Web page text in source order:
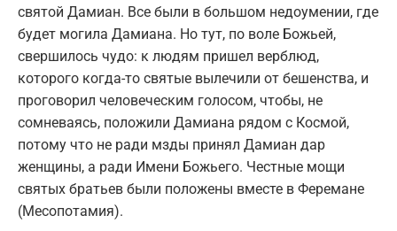
святой Дамиан. Все были в большом недоумении, где
будет могила Дамиана. Но тут, по воле Божьей,
свершилось чудо: к людям пришел верблюд,
которого когда-то святые вылечили от бешенства, и
проговорил человеческим голосом, чтобы, не
сомневаясь, положили Дамиана рядом с Космой,
потому что не ради мзды принял Дамиан дар
женщины, а ради Имени Божьего. Честные мощи
святых братьев были положены вместе в Феремане
(Месопотамия).